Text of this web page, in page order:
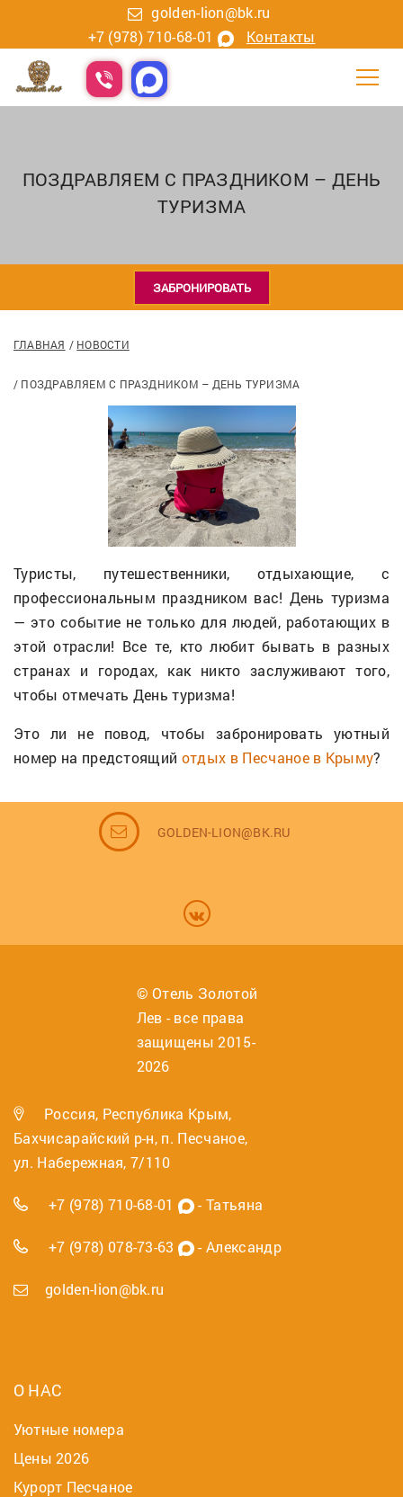
golden-lion@bk.ru
+7 (978) 710-68-01
Контакты
ПОЗДРАВЛЯЕМ С ПРАЗДНИКОМ – ДЕНЬ
ТУРИЗМА
ЗАБРОНИРОВАТЬ
ГЛАВНАЯ НОВОСТИ
ПОЗДРАВЛЯЕМ С ПРАЗДНИКОМ – ДЕНЬ ТУРИЗМА
Туристы, путешественники, отдыхающие, с
профессиональным праздником вас! День туризма
— это событие не только для людей, работающих в
этой отрасли! Все те, кто любит бывать в разных
странах и городах, как никто заслуживают того,
чтобы отмечать День туризма!
Это ли не повод, чтобы забронировать уютный
номер на предстоящий отдых в Песчаное в Крыму?
GOLDEN-LION@BK.RU
© Отель Золотой
Лев - все права
защищены 2015-
2026
Россия, Республика Крым,
Бахчисарайский р-н, п. Песчаное,
ул. Набережная, 7/110
+7 (978) 710-68-01 - Татьяна
+7 (978) 078-73-63 - Александр
golden-lion@bk.ru
О НАС
Уютные номера
Цены 2026
Курорт Песчаное